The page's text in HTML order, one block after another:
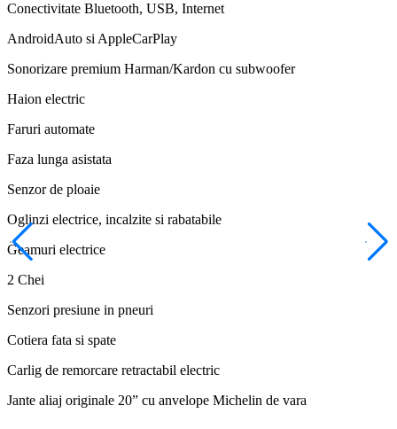
Conectivitate Bluetooth, USB, Internet
AndroidAuto si AppleCarPlay
Sonorizare premium Harman/Kardon cu subwoofer
Haion electric
Faruri automate
Faza lunga asistata
Senzor de ploaie
Oglinzi electrice, incalzite si rabatabile
Geamuri electrice
2 Chei
Senzori presiune in pneuri
Cotiera fata si spate
Carlig de remorcare retractabil electric
Jante aliaj originale 20” cu anvelope Michelin de vara